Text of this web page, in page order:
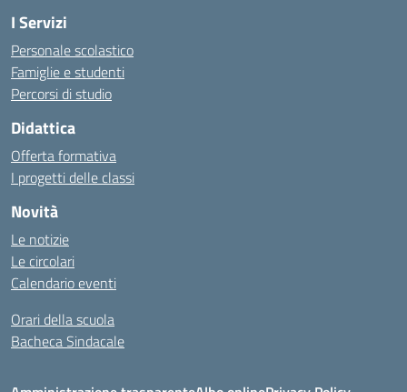
I Servizi
Personale scolastico
Famiglie e studenti
Percorsi di studio
Didattica
Offerta formativa
I progetti delle classi
Novità
Le notizie
Le circolari
Calendario eventi
Orari della scuola
Bacheca Sindacale